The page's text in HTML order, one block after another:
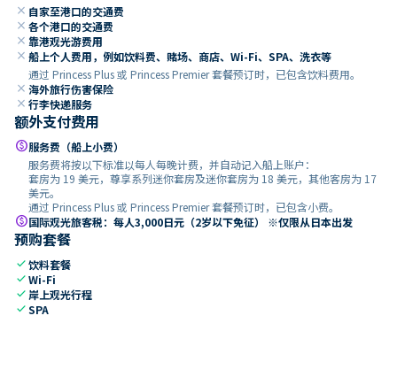
close 自家至港口的交通费
close 各个港口的交通费
close 靠港观光游费用
close 船上个人费用，例如饮料费、赌场、商店、Wi-Fi、SPA、洗衣等
通过 Princess Plus 或 Princess Premier 套餐预订时，已包含饮料费用。
close 海外旅行伤害保险
close 行李快递服务
额外支付费用
paid服务费（船上小费）
服务费将按以下标准以每人每晚计费，并自动记入船上账户：
套房为 19 美元，尊享系列迷你套房及迷你套房为 18 美元，其他客房为 17
美元。
通过 Princess Plus 或 Princess Premier 套餐预订时，已包含小费。
paid国际观光旅客税：每人3,000日元（2岁以下免征） ※仅限从日本出发
预购套餐
check饮料套餐
checkWi-Fi
check 岸上观光行程
checkSPA